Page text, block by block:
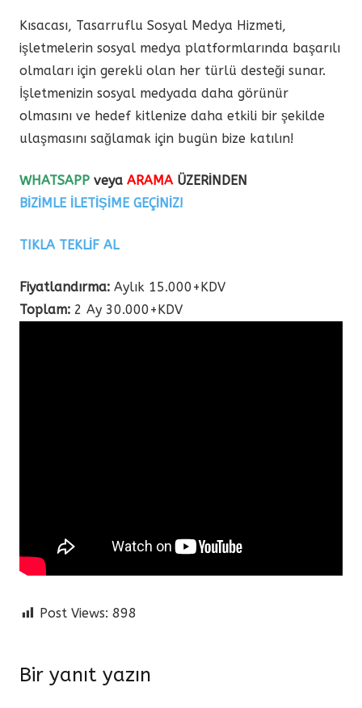
Kısacası, Tasarruflu Sosyal Medya Hizmeti,
işletmelerin sosyal medya platformlarında başarılı
olmaları için gerekli olan her türlü desteği sunar.
İşletmenizin sosyal medyada daha görünür
olmasını ve hedef kitlenize daha etkili bir şekilde
ulaşmasını sağlamak için bugün bize katılın!
WHATSAPP veya ARAMAÜZERİNDEN
BİZİMLE İLETİŞİME GEÇİNİZ!
TIKLA TEKLİF AL
Fiyatlandırma: Aylık 15.000+KDV
Toplam: 2 Ay 30.000+KDV
Post Views: 898
Bir yanıt yazın